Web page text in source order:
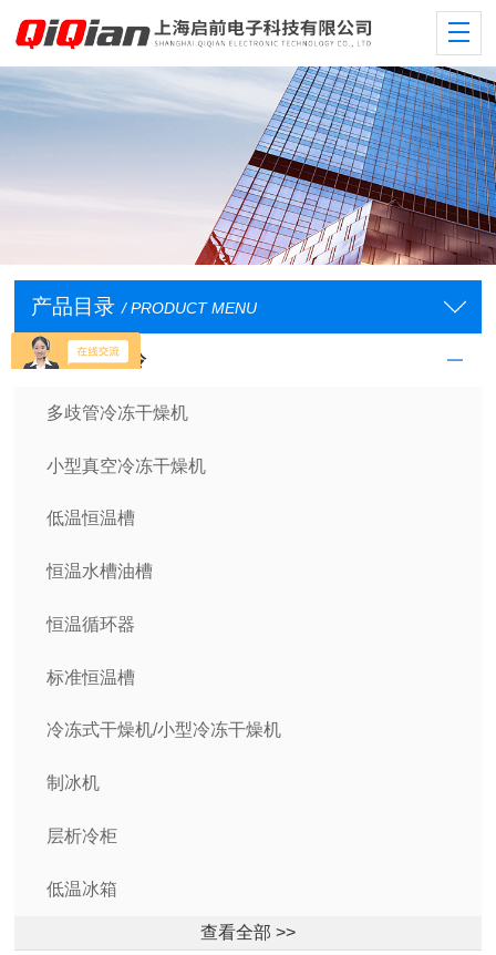
产品目录 / PRODUCT MENU
低温/恒温/制冷
多歧管冷冻干燥机
小型真空冷冻干燥机
低温恒温槽
恒温水槽油槽
恒温循环器
标准恒温槽
冷冻式干燥机/小型冷冻干燥机
制冰机
层析冷柜
低温冰箱
查看全部 >>